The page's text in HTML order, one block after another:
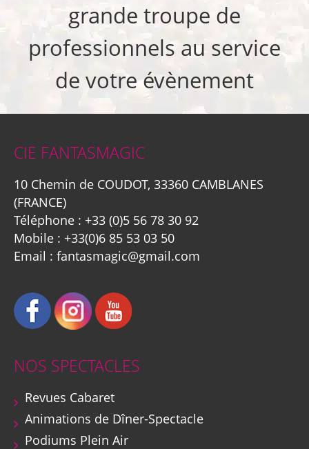
grande troupe de
professionnels au service
de votre évènement
CIE FANTASMAGIC
10 Chemin de COUDOT, 33360 CAMBLANES
(FRANCE)
Téléphone : +33 (0)5 56 78 30 92
Mobile : +33(0)6 85 53 03 50
Email : fantasmagic@gmail.com
NOS SPECTACLES
Revues Cabaret
Animations de Dîner-Spectacle
Podiums Plein Air